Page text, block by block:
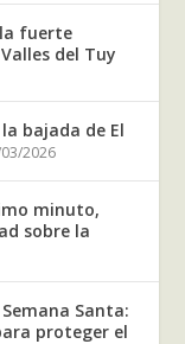
la fuerte
del Tuy
bajada de El
2026
minuto,
sobre la
Santa:
proteger el